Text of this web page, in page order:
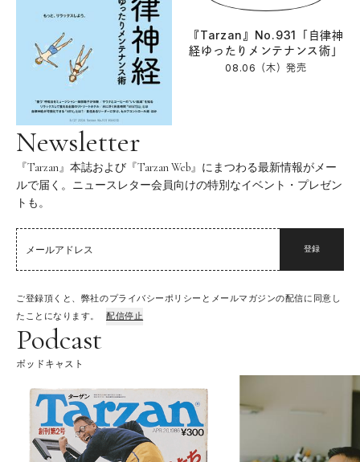
『Tarzan』No.931「自律神
経ゆったりメンテナンス術」
08.06（木）発売
Newsletter
『Tarzan』本誌および『Tarzan Web』にまつわる最新情報がメー
ルで届く。ニュースレター会員向けの特別なイベント・プレゼン
トも。
登録
ご登録頂くと、弊社のプライバシーポリシーとメールマガジンの配信に同意し
たことになります。
配信停止
Podcast
ポッドキャスト